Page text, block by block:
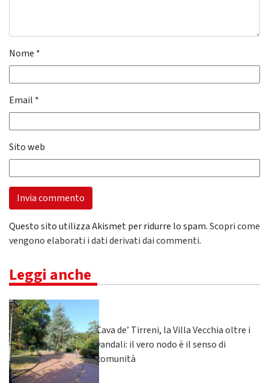
Nome *
Email *
Sito web
Questo sito utilizza Akismet per ridurre lo spam.Scopri come
vengono elaborati i dati derivati dai commenti.
Leggi anche
Cava de’ Tirreni, la Villa Vecchia oltre i
vandali: il vero nodo è il senso di
comunità